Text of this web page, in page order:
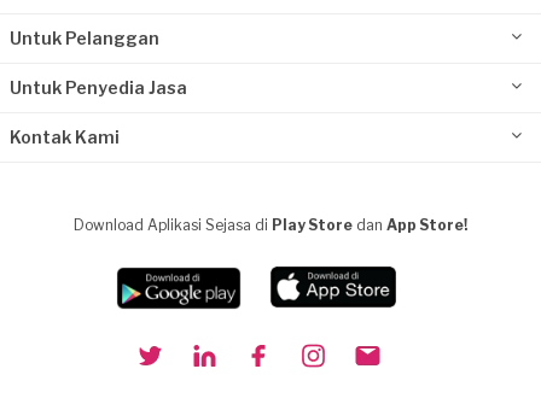
Untuk Pelanggan
Untuk Penyedia Jasa
Kontak Kami
Download Aplikasi Sejasa di Play Store dan App Store!